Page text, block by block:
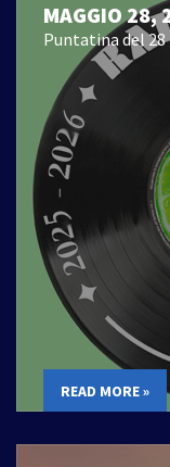
MAGGIO 28,
Puntatina del
READ MORE »